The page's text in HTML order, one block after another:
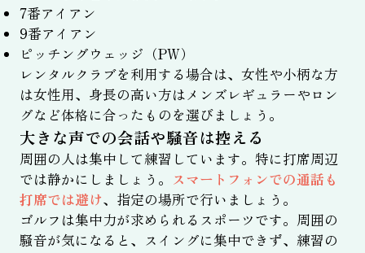
7番アイアン
9番アイアン
ピッチングウェッジ（PW）
レンタルクラブを利用する場合は、女性や小柄な方
は女性用、身長の高い方はメンズレギュラーやロン
グなど体格に合ったものを選びましょう。
大きな声での会話や騒音は控える
周囲の人は集中して練習しています。特に打席周辺
では静かにしましょう。 スマートフォンでの通話も
打席では避け、指定の場所で行いましょう。
ゴルフは集中力が求められるスポーツです。周囲の
騒音が気になると、スイングに集中できず、練習の